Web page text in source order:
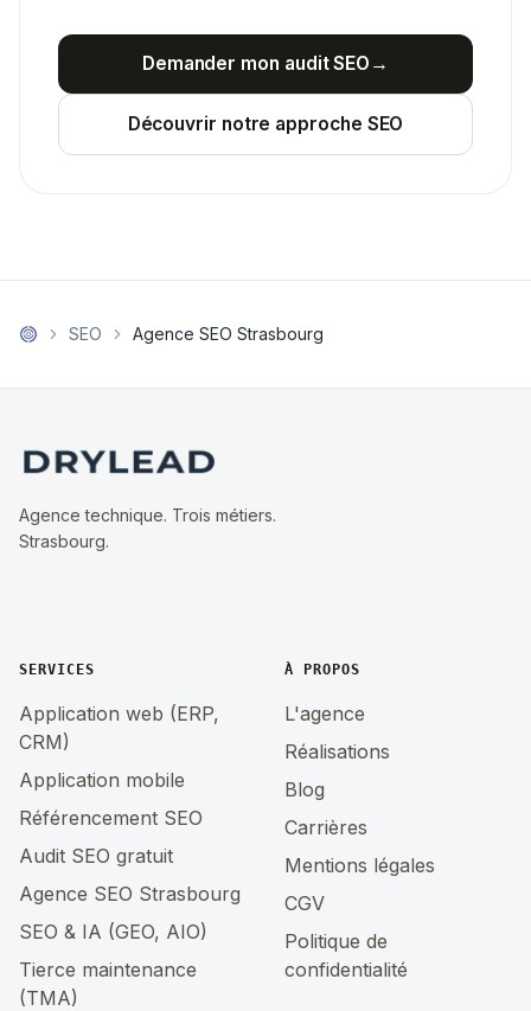
Demander mon audit SEO →
Découvrir notre approche SEO
SEO Agence SEO Strasbourg
Agence technique. Trois métiers.
Strasbourg.
SERVICES
Application web (ERP,
CRM)
Application mobile
Référencement SEO
Audit SEO gratuit
Agence SEO Strasbourg
SEO & IA (GEO, AIO)
Tierce maintenance
(TMA)
À PROPOS
L'agence
Réalisations
Blog
Carrières
Mentions légales
CGV
Politique de
confidentialité